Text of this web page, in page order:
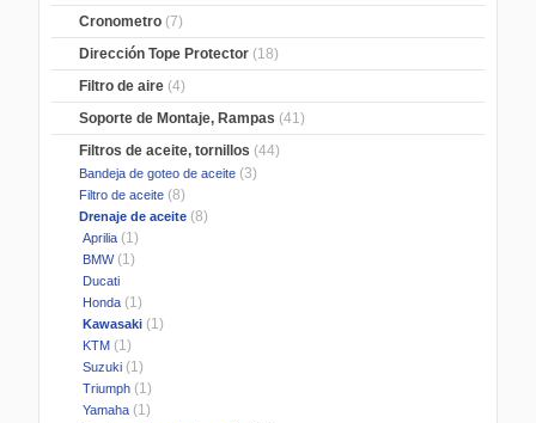
Cronometro (7)
Dirección Tope Protector (18)
Filtro de aire (4)
Soporte de Montaje, Rampas (41)
Filtros de aceite, tornillos (44)
Bandeja de goteo de aceite (3)
Filtro de aceite (8)
Drenaje de aceite (8)
Aprilia (1)
BMW(1)
Ducati
Honda (1)
Kawasaki (1)
KTM (1)
Suzuki (1)
Triumph (1)
Yamaha (1)